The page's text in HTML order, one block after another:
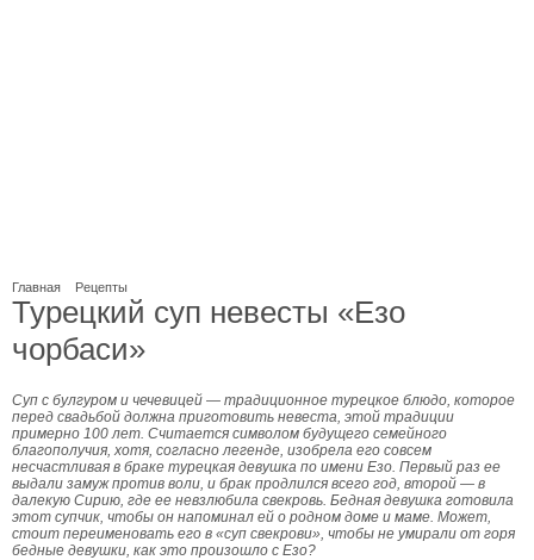
Главная Рецепты
Турецкий суп невесты «Езо
чорбаси»
Суп с булгуром и чечевицей — традиционное турецкое блюдо, которое
перед свадьбой должна приготовить невеста, этой традиции
примерно 100 лет. Считается символом будущего семейного
благополучия, хотя, согласно легенде, изобрела его совсем
несчастливая в браке турецкая девушка по имени Езо. Первый раз ее
выдали замуж против воли, и брак продлился всего год, второй — в
далекую Сирию, где ее невзлюбила свекровь. Бедная девушка готовила
этот супчик, чтобы он напоминал ей о родном доме и маме. Может,
стоит переименовать его в «суп свекрови», чтобы не умирали от горя
бедные девушки, как это произошло с Езо?